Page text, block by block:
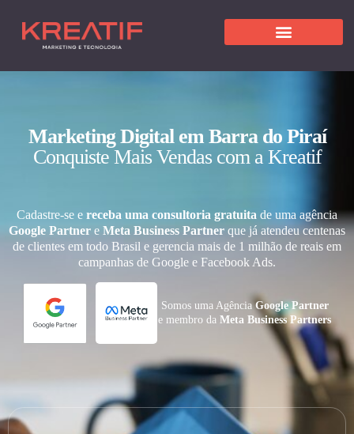
Marketing Digital em Barra do Piraí
Conquiste Mais Vendas com a Kreatif
Cadastre-se e receba uma consultoria gratuita de uma agência
Google Partner e Meta Business Partner que já atendeu centenas
de clientes em todo Brasil e gerencia mais de 1 milhão de reais em
campanhas de Google e Facebook Ads.
Somos uma AgênciaGoogle Partner
e membro daMeta Business Partners